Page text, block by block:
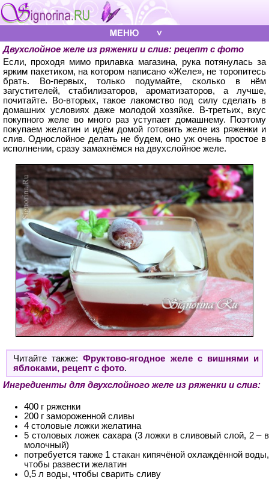
Двухслойное желе из ряженки и слив: рецепт с фото
Если, проходя мимо прилавка магазина, рука потянулась за
ярким пакетиком, на котором написано «Желе», не торопитесь
брать. Во-первых, только подумайте, сколько в нём
загустителей, стабилизаторов, ароматизаторов, а лучше,
почитайте. Во-вторых, такое лакомство под силу сделать в
домашних условиях даже молодой хозяйке. В-третьих, вкус
покупного желе во много раз уступает домашнему. Поэтому
покупаем желатин и идём домой готовить желе из ряженки и
слив. Однослойное делать не будем, оно уж очень простое в
исполнении, сразу замахнёмся на двухслойное желе.
Читайте также:Фруктово-ягодное желе с вишнями и
яблоками, рецепт с фото.
Ингредиенты для двухслойного желе из ряженки и слив:
400 г ряженки
200 г замороженной сливы
4 столовые ложки желатина
5 столовых ложек сахара (3 ложки в сливовый слой, 2 – в
молочный)
потребуется также 1 стакан кипячёной охлаждённой воды,
чтобы развести желатин
0,5 л воды, чтобы сварить сливу